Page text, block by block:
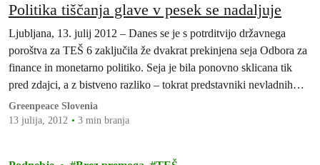
Politika tiščanja glave v pesek se nadaljuje
Ljubljana, 13. julij 2012 – Danes se je s potrditvijo državnega
poroštva za TEŠ 6 zaključila že dvakrat prekinjena seja Odbora za
finance in monetarno politiko. Seja je bila ponovno sklicana tik
pred zdajci, a z bistveno razliko – tokrat predstavniki nevladnih
organizacij niso bili med vabljenimi.
Greenpeace Slovenia
13 julija, 2012
3 min branja